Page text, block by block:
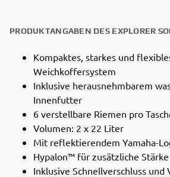
PRODUKTANGABEN DES EXPLORER
Kompaktes, starkes und
Weichkoffersystem
Inklusive herausnehmbarem
Innenfutter
6 verstellbare Riemen pro
Volumen: 2 x 22 Liter
Mit reflektierendem Yamaha-
Hypalon™ für zusätzliche
Inklusive Schnellverschluss